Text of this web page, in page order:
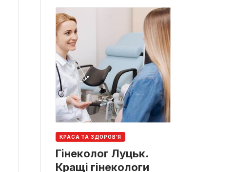
КРАСА ТА ЗДОРОВ'Я
Гінеколог Луцьк.
Кращі гінекологи